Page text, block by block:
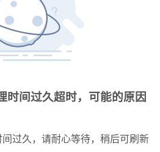
时间过久超时，可能的原因
过久，请耐心等待，稍后可刷新